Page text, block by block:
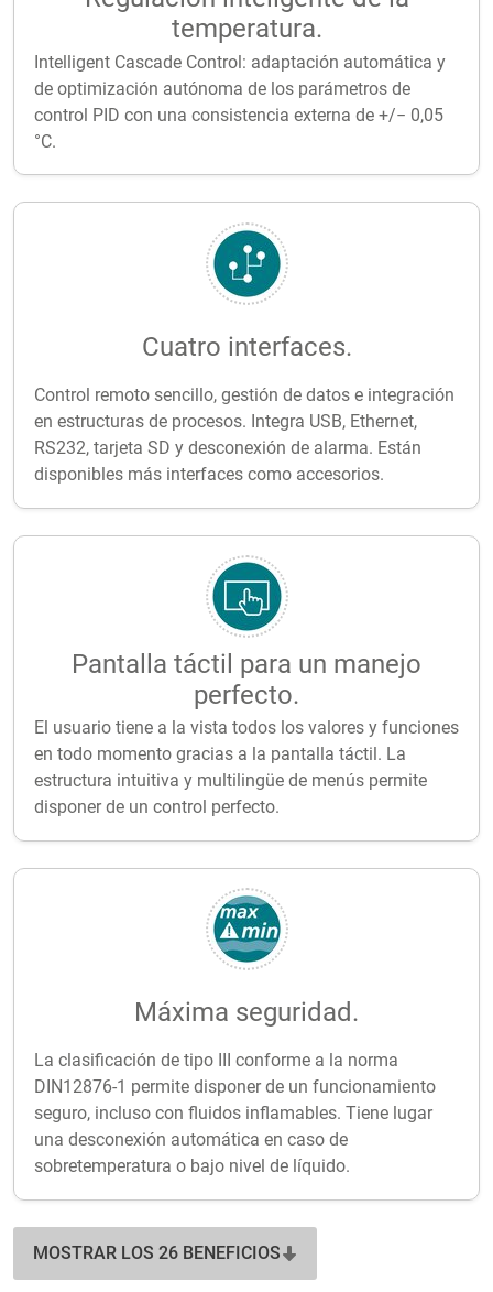
temperatura.
Intelligent Cascade Control: adaptación automática y
de optimización autónoma de los parámetros de
control PID con una consistencia externa de +/− 0,05
°C.
Cuatro interfaces.
Control remoto sencillo, gestión de datos e integración
en estructuras de procesos. Integra USB, Ethernet,
RS232, tarjeta SD y desconexión de alarma. Están
disponibles más interfaces como accesorios.
Pantalla táctil para un manejo
perfecto.
El usuario tiene a la vista todos los valores y funciones
en todo momento gracias a la pantalla táctil. La
estructura intuitiva y multilingüe de menús permite
disponer de un control perfecto.
Máxima seguridad.
La clasificación de tipo III conforme a la norma
DIN12876-1 permite disponer de un funcionamiento
seguro, incluso con fluidos inflamables. Tiene lugar
una desconexión automática en caso de
sobretemperatura o bajo nivel de líquido.
MOSTRAR LOS 26 BENEFICIOS